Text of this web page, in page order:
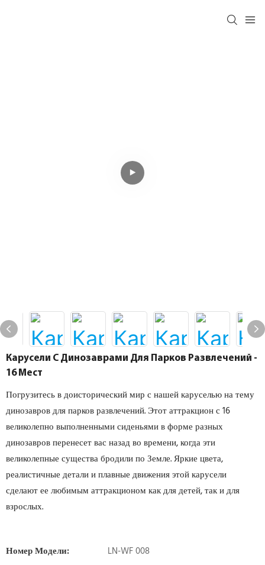
Карусели С Динозаврами Для Парков Развлечений -
16 Мест
Погрузитесь в доисторический мир с нашей каруселью на тему
динозавров для парков развлечений. Этот аттракцион с 16
великолепно выполненными сиденьями в форме разных
динозавров перенесет вас назад во времени, когда эти
великолепные существа бродили по Земле. Яркие цвета,
реалистичные детали и плавные движения этой карусели
сделают ее любимым аттракционом как для детей, так и для
взрослых.
Номер Модели:
LN-WF 008